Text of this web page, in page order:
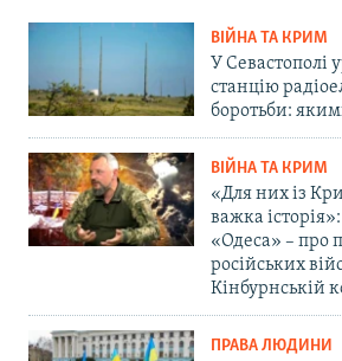
ВІЙНА ТА КРИМ
У Севастополі
станцію
боротьби:
ВІЙНА ТА КРИМ
«Для них із
важка
«Одеса» – про
російських
Кінбурнській
ПРАВА ЛЮДИНИ